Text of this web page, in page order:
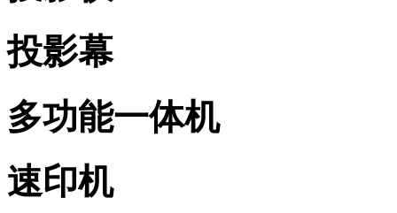
投影幕
多功能一体机
速印机